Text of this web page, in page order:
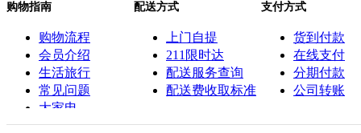
购物指南
购物流程
会员介绍
生活旅行
常见问题
大家电
联系客服
配送方式
上门自提
211限时达
配送服务查询
配送费收取标准
支付方式
货到付款
在线支付
分期付款
公司转账